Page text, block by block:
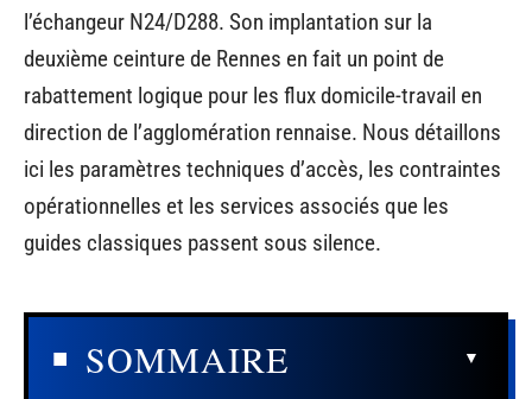
l’échangeur N24/D288. Son implantation sur la
deuxième ceinture de Rennes en fait un point de
rabattement logique pour les flux domicile-travail en
direction de l’agglomération rennaise. Nous détaillons
ici les paramètres techniques d’accès, les contraintes
opérationnelles et les services associés que les
guides classiques passent sous silence.
SOMMAIRE